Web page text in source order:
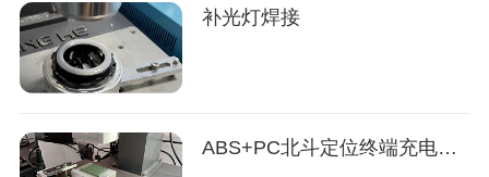
补光灯焊接
ABS+PC北斗定位终端充电器焊接